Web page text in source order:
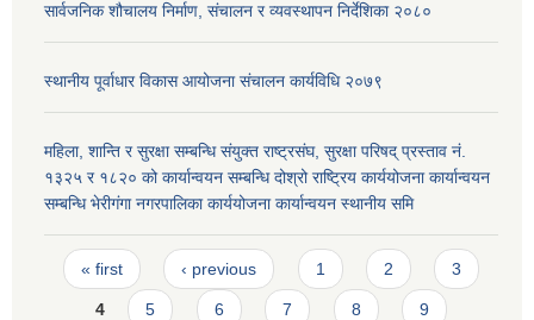
सार्वजनिक शौचालय निर्माण, संचालन र व्यवस्थापन निर्देशिका २०८०
स्थानीय पूर्वाधार विकास आयोजना संचालन कार्यविधि २०७९
महिला, शान्ति र सुरक्षा सम्बन्धि संयुक्त राष्ट्रसंघ, सुरक्षा परिषद् प्रस्ताव नं.
१३२५ र १८२० को कार्यान्वयन सम्बन्धि दोश्रो राष्ट्रिय कार्ययोजना कार्यान्वयन
सम्बन्धि भेरीगंगा नगरपालिका कार्ययोजना कार्यान्वयन स्थानीय समि
Pages
« first ‹ previous 1 2 3
4 5 6 7 8 9